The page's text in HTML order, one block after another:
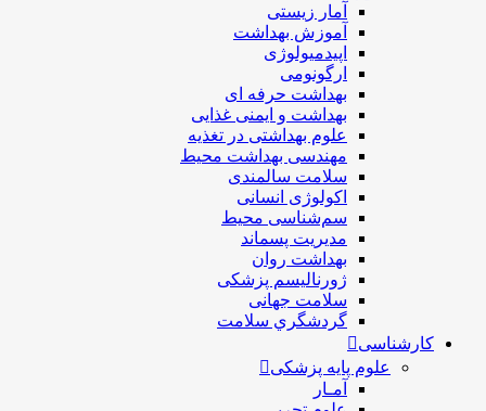
آمار زیستی
آموزش بهداشت
اپیدمیولوژی
ارگونومی
بهداشت حرفه ای
بهداشت و ایمنی غذایی
علوم بهداشتی در تغذیه
مهندسی بهداشت محيط
سلامت سالمندی
اکولوژی انسانی
سم‌شناسی محیط
مدیریت پسماند
بهداشت روان
ژورنالیسم پزشکی
سلامت جهانی
گردشگري سلامت
علوم پایه پزشکی